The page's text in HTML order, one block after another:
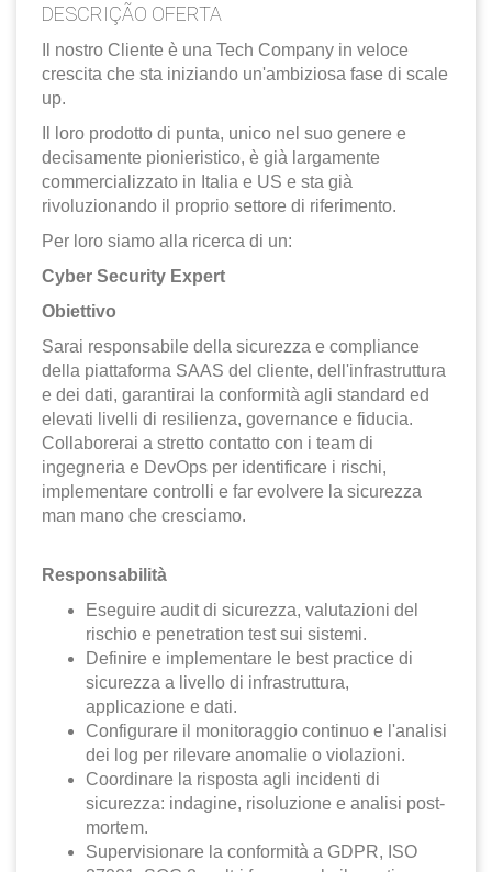
EN
FR
IT
DE
ES
PT
DESCRIÇÃO OFERTA
Il nostro Cliente è una Tech Company in veloce
crescita che sta iniziando un'ambiziosa fase di scale
up.
Il loro prodotto di punta, unico nel suo genere e
decisamente pionieristico, è già largamente
commercializzato in Italia e US e sta già
rivoluzionando il proprio settore di riferimento.
Per loro siamo alla ricerca di un:
Cyber Security Expert
Obiettivo
Sarai responsabile della sicurezza e compliance
della piattaforma SAAS del cliente, dell'infrastruttura
e dei dati, garantirai la conformità agli standard ed
elevati livelli di resilienza, governance e fiducia.
Collaborerai a stretto contatto con i team di
ingegneria e DevOps per identificare i rischi,
implementare controlli e far evolvere la sicurezza
man mano che cresciamo.
Responsabilità
Eseguire audit di sicurezza, valutazioni del
rischio e penetration test sui sistemi.
Definire e implementare le best practice di
sicurezza a livello di infrastruttura,
applicazione e dati.
Configurare il monitoraggio continuo e l'analisi
dei log per rilevare anomalie o violazioni.
Coordinare la risposta agli incidenti di
sicurezza: indagine, risoluzione e analisi post-
mortem.
Supervisionare la conformità a GDPR, ISO